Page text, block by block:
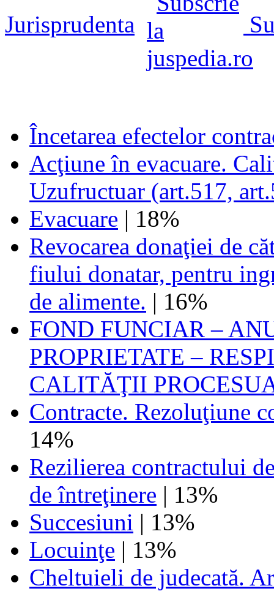
Jurisprudenta
Încetarea efectelor
Acţiune în evacuare.
Uzufructuar (art.517,
Evacuare | 18%
Revocarea donaţiei de
fiului donatar, pentru
de alimente. | 16%
FOND FUNCIAR –
PROPRIETATE –
CALITĂŢII
Contracte. Rezoluţiune
14%
Rezilierea contractului
de întreţinere | 13%
Succesiuni | 13%
Locuinţe | 13%
Cheltuieli de judecată.